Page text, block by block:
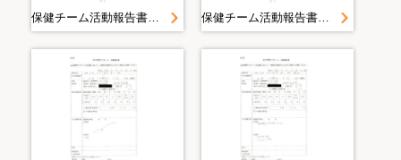
保健チーム活動報告書 山田町（大沢・織笠）豊間根避難所活動報告書 大沢地区＜平成２３年５月２３日１８時００分山田町大沢＞ 保健チーム活動報告書 山田町（大沢・織笠）豊間根避難所活動報告書 大沢地区＜平成２３年５月２０日山田町大沢＞